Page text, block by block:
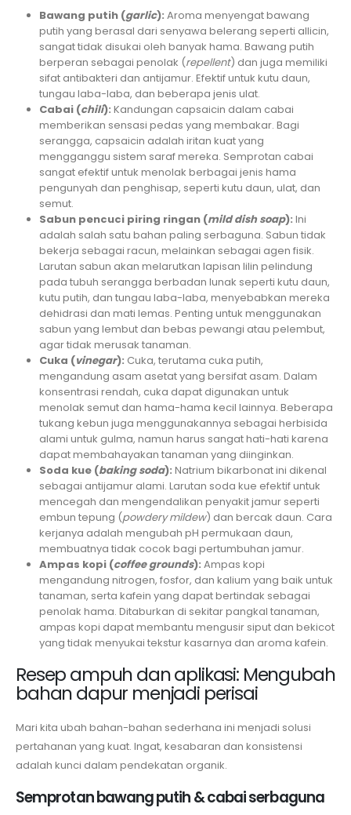
Bawang putih (garlic): Aroma menyengat bawang
putih yang berasal dari senyawa belerang seperti allicin,
sangat tidak disukai oleh banyak hama. Bawang putih
berperan sebagai penolak (repellent) dan juga memiliki
sifat antibakteri dan antijamur. Efektif untuk kutu daun,
tungau laba-laba, dan beberapa jenis ulat.
Cabai (chili): Kandungan capsaicin dalam cabai
memberikan sensasi pedas yang membakar. Bagi
serangga, capsaicin adalah iritan kuat yang
mengganggu sistem saraf mereka. Semprotan cabai
sangat efektif untuk menolak berbagai jenis hama
pengunyah dan penghisap, seperti kutu daun, ulat, dan
semut.
Sabun pencuci piring ringan (mild dish soap): Ini
adalah salah satu bahan paling serbaguna. Sabun tidak
bekerja sebagai racun, melainkan sebagai agen fisik.
Larutan sabun akan melarutkan lapisan lilin pelindung
pada tubuh serangga berbadan lunak seperti kutu daun,
kutu putih, dan tungau laba-laba, menyebabkan mereka
dehidrasi dan mati lemas. Penting untuk menggunakan
sabun yang lembut dan bebas pewangi atau pelembut,
agar tidak merusak tanaman.
Cuka (vinegar): Cuka, terutama cuka putih,
mengandung asam asetat yang bersifat asam. Dalam
konsentrasi rendah, cuka dapat digunakan untuk
menolak semut dan hama-hama kecil lainnya. Beberapa
tukang kebun juga menggunakannya sebagai herbisida
alami untuk gulma, namun harus sangat hati-hati karena
dapat membahayakan tanaman yang diinginkan.
Soda kue (baking soda): Natrium bikarbonat ini dikenal
sebagai antijamur alami. Larutan soda kue efektif untuk
mencegah dan mengendalikan penyakit jamur seperti
embun tepung (powdery mildew) dan bercak daun. Cara
kerjanya adalah mengubah pH permukaan daun,
membuatnya tidak cocok bagi pertumbuhan jamur.
Ampas kopi (coffee grounds): Ampas kopi
mengandung nitrogen, fosfor, dan kalium yang baik untuk
tanaman, serta kafein yang dapat bertindak sebagai
penolak hama. Ditaburkan di sekitar pangkal tanaman,
ampas kopi dapat membantu mengusir siput dan bekicot
yang tidak menyukai tekstur kasarnya dan aroma kafein.
Resep ampuh dan aplikasi: Mengubah
bahan dapur menjadi perisai
Mari kita ubah bahan-bahan sederhana ini menjadi solusi
pertahanan yang kuat. Ingat, kesabaran dan konsistensi
adalah kunci dalam pendekatan organik.
Semprotan bawang putih & cabai serbaguna